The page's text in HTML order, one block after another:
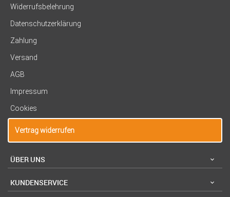
Widerrufsbelehrung
Datenschutzerklärung
Zahlung
Versand
AGB
Impressum
Cookies
Vertrag widerrufen
ÜBER UNS
KUNDENSERVICE